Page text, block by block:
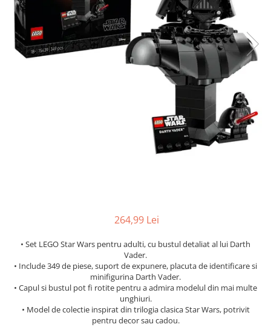
Protectii exterior
Casti antifonice pentru copii si
bebelusi
Echipament protectie bicicleta si
Somnul bebelusului
Tarcuri copii / bebelusi
Scaune masa
Ingrijire bebe si mama
264,99 Lei
• Set LEGO Star Wars pentru adulti, cu bustul detaliat al lui Darth
Vader.
• Include 349 de piese, suport de expunere, placuta de identificare si
minifigurina Darth Vader.
• Capul si bustul pot fi rotite pentru a admira modelul din mai multe
unghiuri.
• Model de colectie inspirat din trilogia clasica Star Wars, potrivit
pentru decor sau cadou.